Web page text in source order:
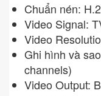
Chuẩn nén:
Video Signal:
Video
Ghi hình và
channels)
Video Output: